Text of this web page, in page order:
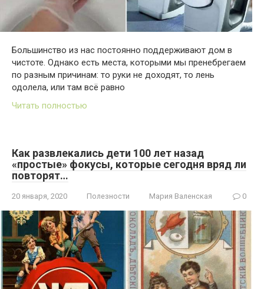
Большинство из нас постоянно поддерживают дом в
чистоте. Однако есть места, которыми мы пренебрегаем
по разным причинам: то руки не доходят, то лень
одолела, или там всё равно
Читать полностью
Как развлекались дети 100 лет назад
«простые» фокусы, которые сегодня вряд ли
повторят…
20 января, 2020 Полезности Мария Валенская 0